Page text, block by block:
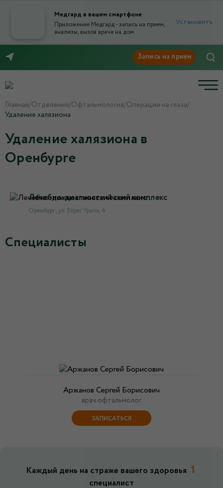
Медгард в вашем смартфоне
Приложение Медгард - запись на прием,
анализы, вызов врача на дом
Установить
Главная/Отделения/Офтальмология/Операции на глаза/
Удаление халязиона
Удаление халязиона в
Оренбурге
Лечебно-диагностический комплекс
Оренбург , ул. Берег Урала, 4
Специалисты
Аржанов Сергей Борисович
врач офтальмолог
ЗАПИСАТЬСЯ
Каждый день на страже вашего здоровья 1
специалист